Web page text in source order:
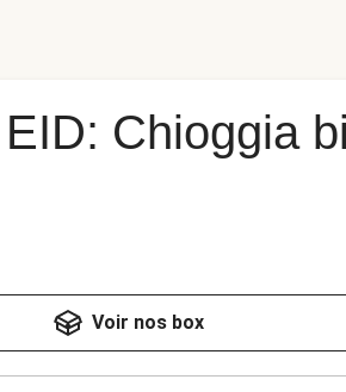
Chioggia
Voir nos box